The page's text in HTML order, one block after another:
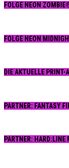
FOLGE NEON
FOLGE NEON
DIE AKTUELLE PRINT-
PARTNER: FANTASY
PARTNER: HARD:LINE